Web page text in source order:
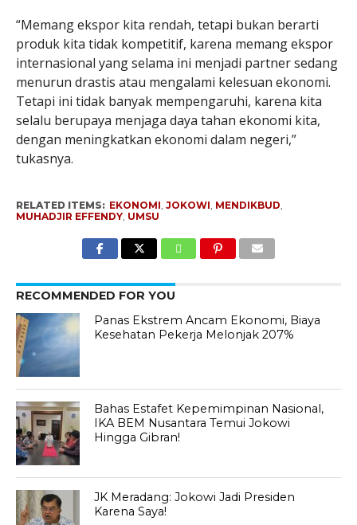
“Memang ekspor kita rendah, tetapi bukan berarti
produk kita tidak kompetitif, karena memang ekspor
internasional yang selama ini menjadi partner sedang
menurun drastis atau mengalami kelesuan ekonomi.
Tetapi ini tidak banyak mempengaruhi, karena kita
selalu berupaya menjaga daya tahan ekonomi kita,
dengan meningkatkan ekonomi dalam negeri,”
tukasnya.
RELATED ITEMS: EKONOMI, JOKOWI, MENDIKBUD,
MUHADJIR EFFENDY, UMSU
RECOMMENDED FOR YOU
Panas Ekstrem Ancam Ekonomi, Biaya
Kesehatan Pekerja Melonjak 207%
Bahas Estafet Kepemimpinan Nasional,
IKA BEM Nusantara Temui Jokowi
Hingga Gibran!
JK Meradang: Jokowi Jadi Presiden
Karena Saya!